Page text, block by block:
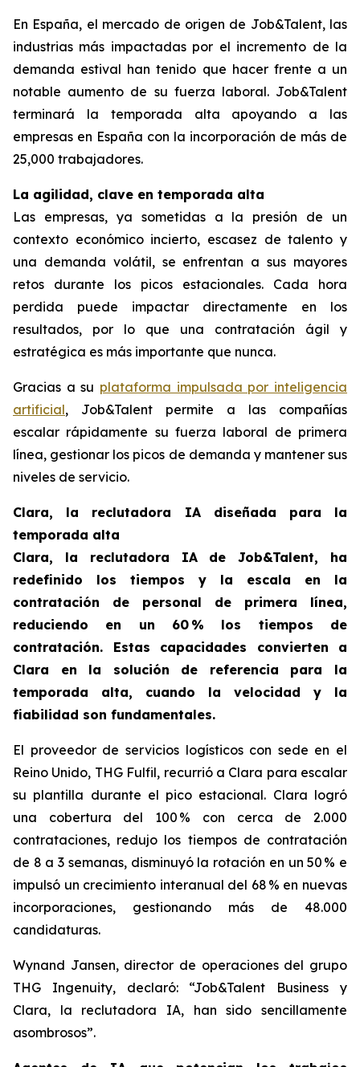
En España, el mercado de origen de Job&Talent, las
industrias más impactadas por el incremento de la
demanda estival han tenido que hacer frente a un
notable aumento de su fuerza laboral. Job&Talent
terminará la temporada alta apoyando a las
empresas en España con la incorporación de más de
25,000 trabajadores.
La agilidad, clave en temporada alta
Las empresas, ya sometidas a la presión de un
contexto económico incierto, escasez de talento y
una demanda volátil, se enfrentan a sus mayores
retos durante los picos estacionales. Cada hora
perdida puede impactar directamente en los
resultados, por lo que una contratación ágil y
estratégica es más importante que nunca.
Gracias a su plataforma impulsada por inteligencia
artificial, Job&Talent permite a las compañías
escalar rápidamente su fuerza laboral de primera
línea, gestionar los picos de demanda y mantener sus
niveles de servicio.
Clara, la reclutadora IA diseñada para la
temporada alta
Clara, la reclutadora IA de Job&Talent, ha
redefinido los tiempos y la escala en la
contratación de personal de primera línea,
reduciendo en un 60 % los tiempos de
contratación. Estas capacidades convierten a
Clara en la solución de referencia para la
temporada alta, cuando la velocidad y la
fiabilidad son fundamentales.
El proveedor de servicios logísticos con sede en el
Reino Unido, THG Fulfil, recurrió a Clara para escalar
su plantilla durante el pico estacional. Clara logró
una cobertura del 100 % con cerca de 2.000
contrataciones, redujo los tiempos de contratación
de 8 a 3 semanas, disminuyó la rotación en un 50 % e
impulsó un crecimiento interanual del 68 % en nuevas
incorporaciones, gestionando más de 48.000
candidaturas.
Wynand Jansen, director de operaciones del grupo
THG Ingenuity, declaró: “Job&Talent Business y
Clara, la reclutadora IA, han sido sencillamente
asombrosos”.